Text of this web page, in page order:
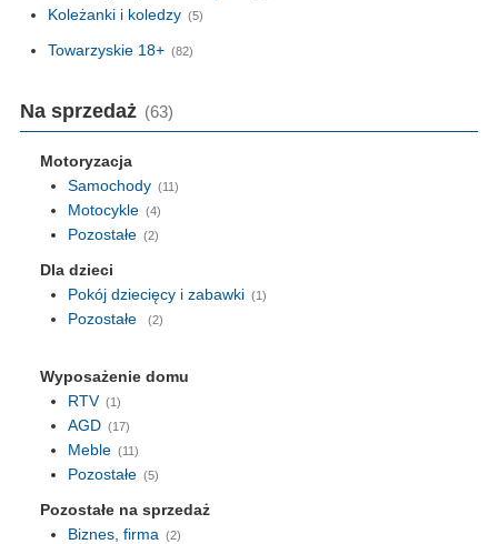
Koleżanki i koledzy (5)
Towarzyskie 18+ (82)
Na sprzedaż (63)
Motoryzacja
Samochody (11)
Motocykle (4)
Pozostałe (2)
Dla dzieci
Pokój dziecięcy i zabawki (1)
Pozostałe (2)
Wyposażenie domu
RTV (1)
AGD (17)
Meble (11)
Pozostałe (5)
Pozostałe na sprzedaż
Biznes, firma (2)